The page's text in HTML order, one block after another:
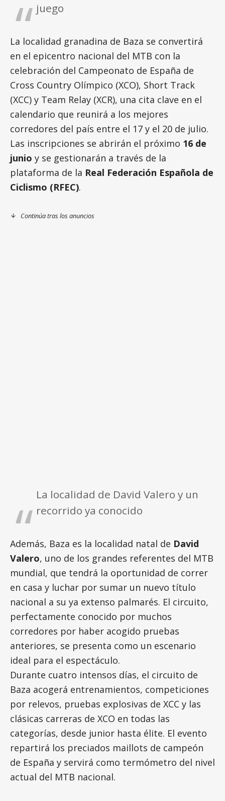
juego
La localidad granadina de Baza se convertirá
en el epicentro nacional del MTB con la
celebración del Campeonato de España de
Cross Country Olímpico (XCO), Short Track
(XCC) y Team Relay (XCR), una cita clave en el
calendario que reunirá a los mejores
corredores del país entre el 17 y el 20 de julio.
Las inscripciones se abrirán el próximo 16 de
junio y se gestionarán a través de la
plataforma de la Real Federación Española de
Ciclismo (RFEC).
Continúa tras los anuncios
La localidad de David Valero y un
recorrido ya conocido
Además, Baza es la localidad natal de David
Valero, uno de los grandes referentes del MTB
mundial, que tendrá la oportunidad de correr
en casa y luchar por sumar un nuevo título
nacional a su ya extenso palmarés. El circuito,
perfectamente conocido por muchos
corredores por haber acogido pruebas
anteriores, se presenta como un escenario
ideal para el espectáculo.
Durante cuatro intensos días, el circuito de
Baza acogerá entrenamientos, competiciones
por relevos, pruebas explosivas de XCC y las
clásicas carreras de XCO en todas las
categorías, desde junior hasta élite. El evento
repartirá los preciados maillots de campeón
de España y servirá como termómetro del nivel
actual del MTB nacional.